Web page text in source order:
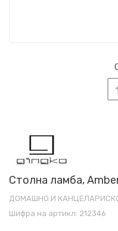
Столна ламба,
ДОМАШНО И
Шифра на артикл: 212346